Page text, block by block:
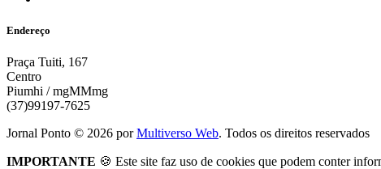
Endereço
Praça Tuiti, 167
Centro
Piumhi / mgMMmg
(37)99197-7625
Jornal Ponto © 2026 porMultiverso Web. Todos os direitos reservados
IMPORTANTE 🍪 Este site faz uso de cookies que podem conter